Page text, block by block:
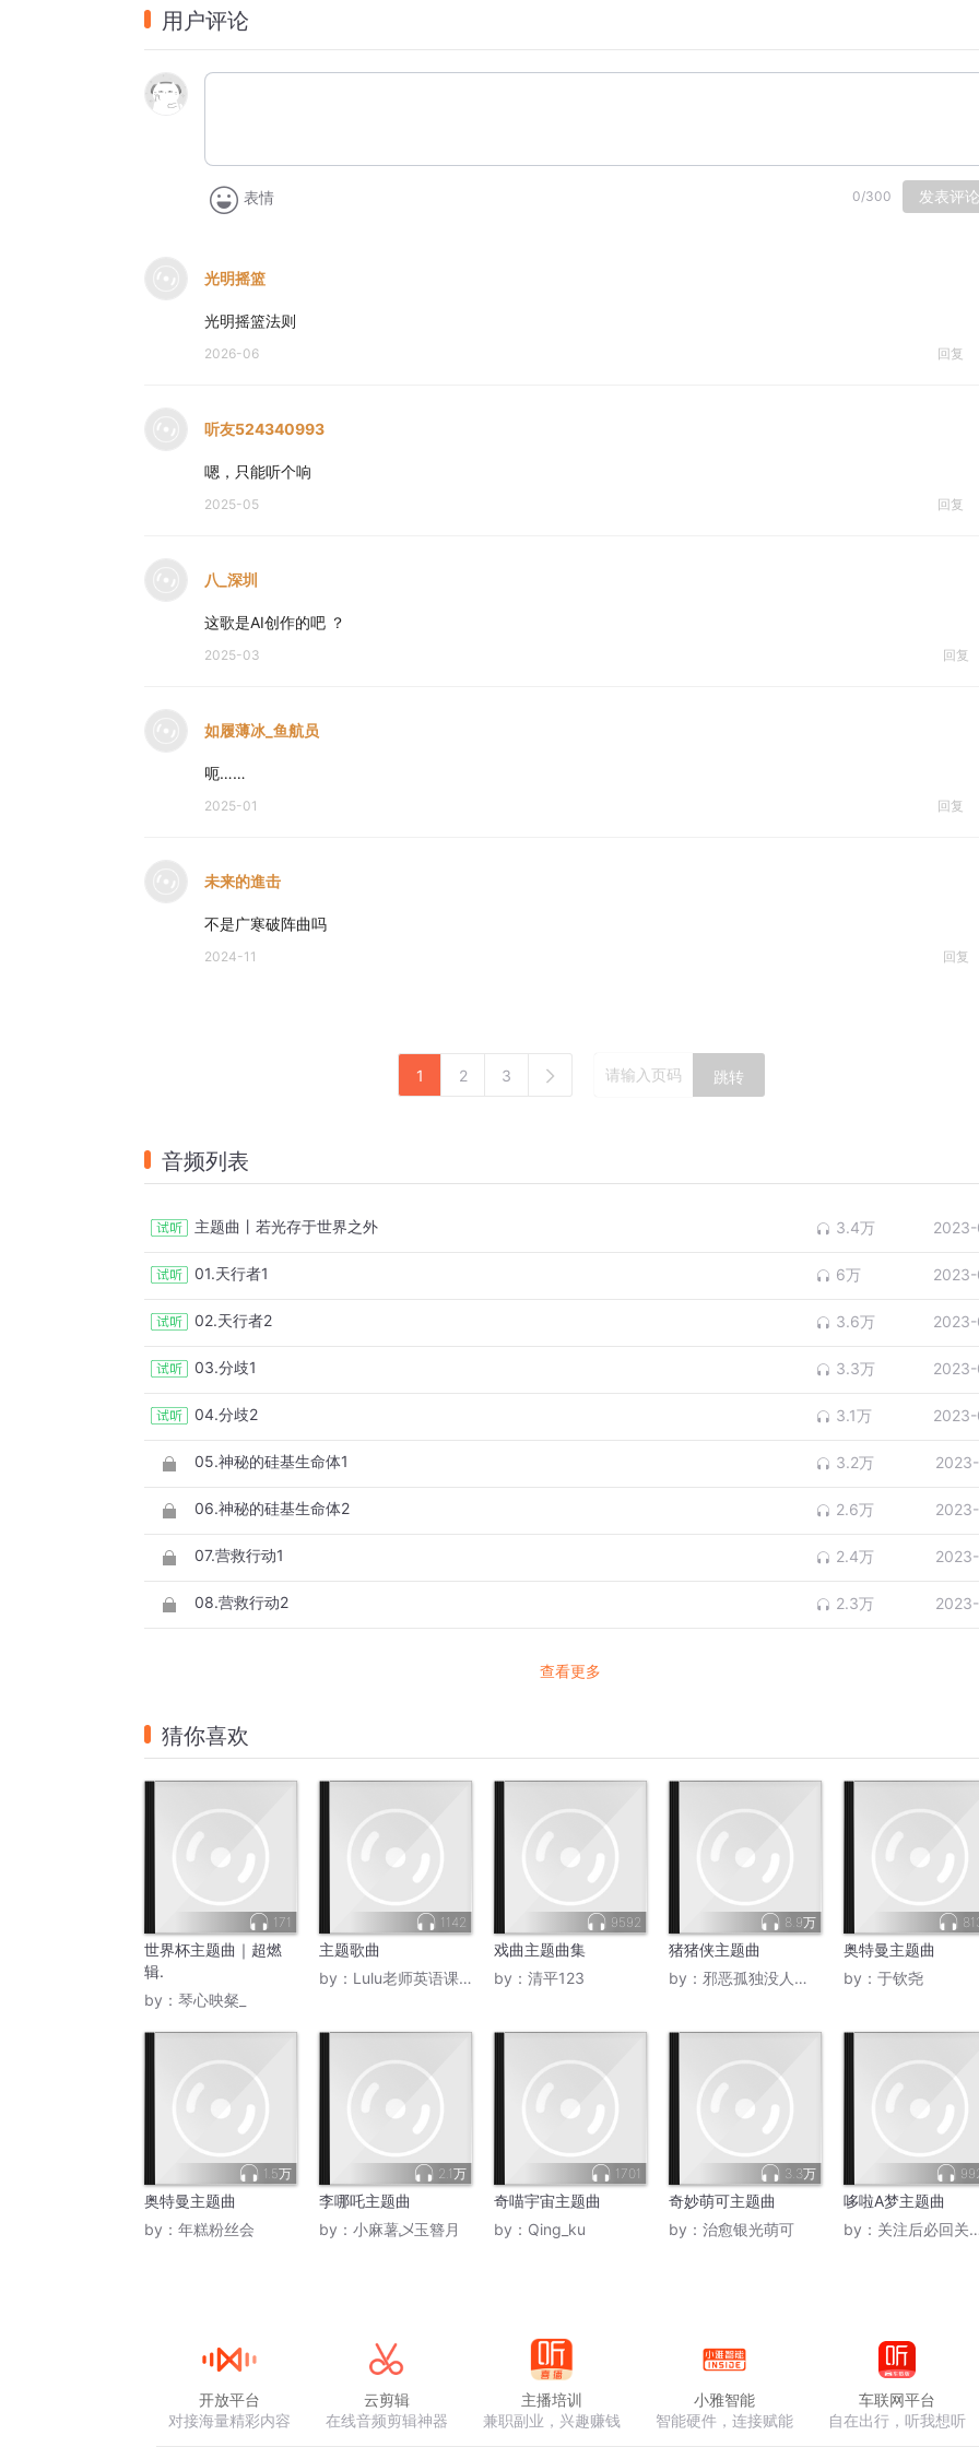
你看
却看不见万物的极限
我纵横天空之上
却到不了星河的边界
是否能预知宇宙未来
妄想守在筑梦的门外
如风起时驭船破空远行
承载着生死无惧的使命
浩瀚星空如深海
掀起的浪潮直面存亡
天行掌管宇宙命脉
迎面已覆盖蓝色未来
你说
是否能预知宇宙未来
是不是知晓宇宙未来
女声独白：If there is light beyond the world.
用户评论
表情 0/300 发表评论
光明摇篮
光明摇篮法则
2026-06 回复
听友524340993
嗯，只能听个响
2025-05 回复
八_深圳
这歌是AI创作的吧 ？
2025-03 回复
如履薄冰_鱼航员
呃……
2025-01 回复
未来的進击
不是广寒破阵曲吗
2024-11 回复
1 2 3 跳转
音频列表
主题曲丨若光存于世界之外 3.4万
01.天行者1 6万
02.天行者2 3.6万
03.分歧1 3.3万
04.分歧2 3.1万
05.神秘的硅基生命体1 3.2万
06.神秘的硅基生命体2 2.6万
07.营救行动1 2.4万
08.营救行动2 2.3万
查看更多
猜你喜欢
171
世界杯主题曲｜超燃
辑.
by： 琴心映粲_
1142
主题歌曲
by： Lulu老师英语课堂
9592
戏曲主题曲集
by： 清平123
8.9万
猪猪侠主题曲
by： 邪恶孤独没人理的坏葱
奥特曼主题曲
by： 于钦尧
1.5万
奥特曼主题曲
by： 年糕粉丝会
2.1万
李哪吒主题曲
by： 小麻薯乄玉簪月
1701
奇喵宇宙主题曲
by： Qing_ku
3.3万
奇妙萌可主题曲
by： 治愈银光萌可
哆啦A梦主题曲
by： 关注后必回关的小叮当
开放平台
对接海量精彩内容
云剪辑
在线音频剪辑神器
主播培训
兼职副业，兴趣赚钱
小雅智能
智能硬件，连接赋能
车联网平台
自在出行，听我想听